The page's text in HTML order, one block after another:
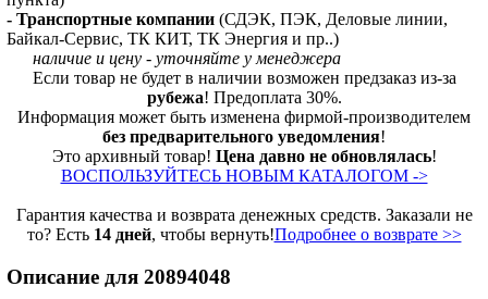
- Транспортные компании (СДЭК, ПЭК, Деловые линии,
Байкал-Сервис, ТК КИТ, ТК Энергия и пр..)
наличие и цену - уточняйте у менеджера
Если товар не будет в наличии возможен предзаказ из-за
рубежа! Предоплата 30%.
Информация может быть изменена фирмой-производителем
без предварительного уведомления!
Это архивный товар! Цена давно не обновлялась!
ВОСПОЛЬЗУЙТЕСЬ НОВЫМ КАТАЛОГОМ ->
Гарантия качества и возврата денежных средств. Заказали не
то? Есть 14 дней, чтобы вернуть!Подробнее о возврате >>
Описание для 20894048